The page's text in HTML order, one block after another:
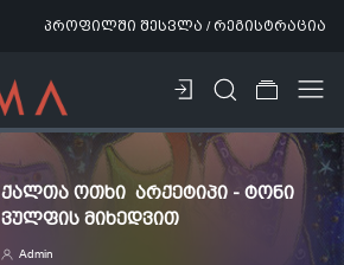
პროფილში შესვლა / რეგისტრაცია
ᲥᲐᲚᲗᲐ ᲝᲗᲮᲘ ᲐᲠᲥᲔᲢᲘᲞᲘ - ᲢᲝᲜᲘ
ᲕᲣᲚᲤᲘᲡ ᲛᲘᲮᲔᲓᲕᲘᲗ
Admin